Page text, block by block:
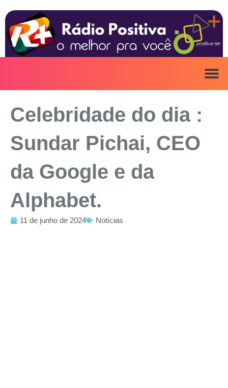
para
conteúdo
Celebridade do dia :
Sundar Pichai, CEO
da Google e da
Alphabet.
11 de junho de 2024 Notícias